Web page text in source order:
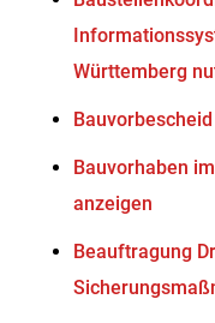
Württemberg
Bauvorhaben
anzeigen
Beauftragung